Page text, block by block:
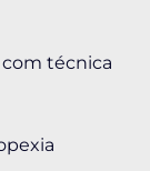
técnica